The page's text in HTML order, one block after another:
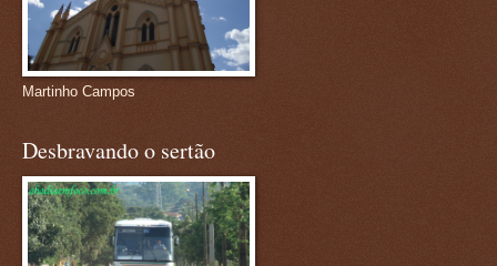
Martinho Campos
Desbravando o sertão